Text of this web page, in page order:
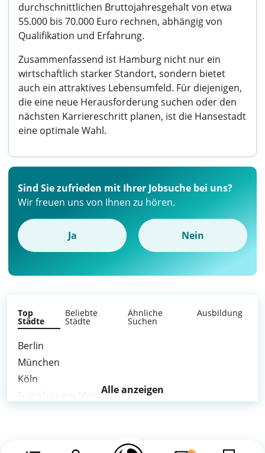
durchschnittlichen Bruttojahresgehalt von etwa
55.000 bis 70.000 Euro rechnen, abhängig von
Qualifikation und Erfahrung.
Zusammenfassend ist Hamburg nicht nur ein
wirtschaftlich starker Standort, sondern bietet
auch ein attraktives Lebensumfeld. Für diejenigen,
die eine neue Herausforderung suchen oder den
nächsten Karriereschritt planen, ist die Hansestadt
eine optimale Wahl.
Sind Sie zufrieden mit Ihrer Jobsuche bei uns?
Wir freuen uns von Ihnen zu hören.
Ja Nein
Top
Städte
Beliebte
Städte
Ähnliche
Suchen
Ausbildung
Berlin
München
Köln
Alle anzeigen